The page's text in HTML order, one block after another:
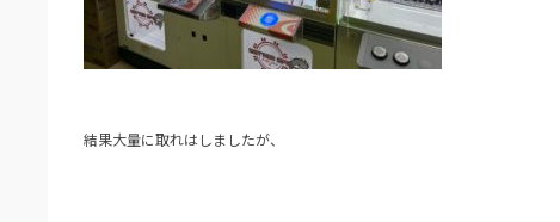
結果大量に取れはしましたが、